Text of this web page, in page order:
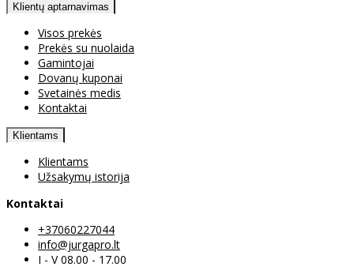
Klientų aptarnavimas
Visos prekės
Prekės su nuolaida
Gamintojai
Dovanų kuponai
Svetainės medis
Kontaktai
Klientams
Klientams
Užsakymų istorija
Kontaktai
+37060227044
info@jurgapro.lt
I - V 08.00 - 17.00